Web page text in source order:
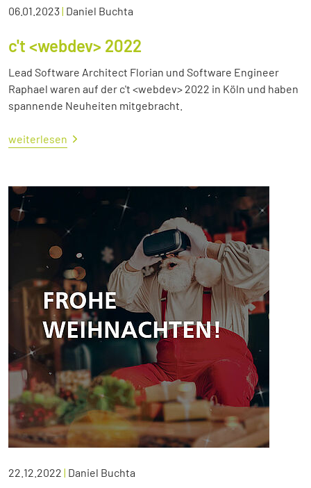
06.01.2023| Daniel Buchta
c't <webdev> 2022
Lead Software Architect Florian und Software Engineer
Raphael waren auf der c't <webdev> 2022 in Köln und haben
spannende Neuheiten mitgebracht.
weiterlesen
22.12.2022 | Daniel Buchta